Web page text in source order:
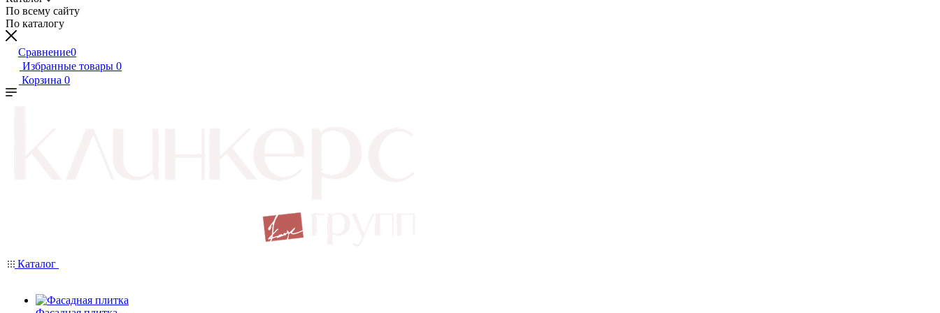
По всему сайту
По каталогу
Сравнение0
Избранные товары 0
Корзина 0
Каталог